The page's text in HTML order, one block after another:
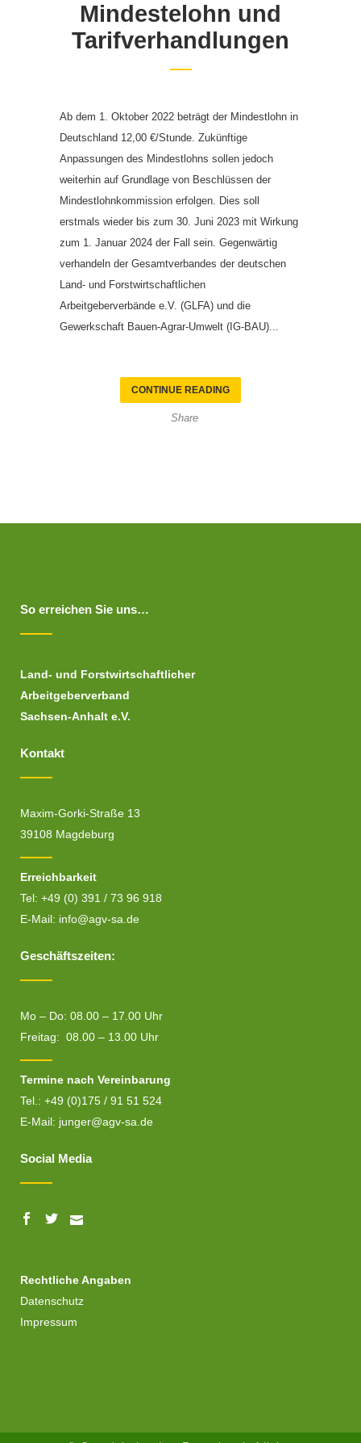
Mindestelohn und
Tarifverhandlungen
Ab dem 1. Oktober 2022 beträgt der Mindestlohn in
Deutschland 12,00 €/Stunde. Zukünftige
Anpassungen des Mindestlohns sollen jedoch
weiterhin auf Grundlage von Beschlüssen der
Mindestlohnkommission erfolgen. Dies soll
erstmals wieder bis zum 30. Juni 2023 mit Wirkung
zum 1. Januar 2024 der Fall sein. Gegenwärtig
verhandeln der Gesamtverbandes der deutschen
Land- und Forstwirtschaftlichen
Arbeitgeberverbände e.V. (GLFA) und die
Gewerkschaft Bauen-Agrar-Umwelt (IG-BAU)...
CONTINUE READING
Share
So erreichen Sie uns…
Land- und Forstwirtschaftlicher
Arbeitgeberverband
Sachsen-Anhalt e.V.
Kontakt
Maxim-Gorki-Straße 13
39108 Magdeburg
Erreichbarkeit
Tel: +49 (0) 391 / 73 96 918
E-Mail: info@agv-sa.de
Geschäftszeiten:
Mo – Do: 08.00 – 17.00 Uhr
Freitag: 08.00 – 13.00 Uhr
Termine nach Vereinbarung
Tel.: +49 (0)175 / 91 51 524
E-Mail: junger@agv-sa.de
Social Media
Rechtliche Angaben
Datenschutz
Impressum